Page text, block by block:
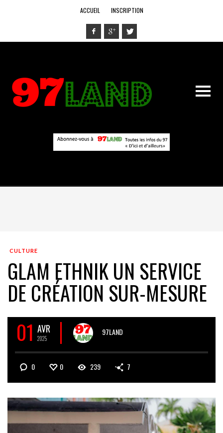
ACCUEIL INSCRIPTION
CULTURE
GLAM ETHNIK UN SERVICE
DE CRÉATION SUR-MESURE
01 AVR
2025
97LAND
0 0 239 7